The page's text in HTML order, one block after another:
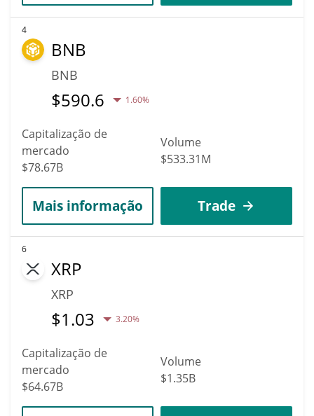
4
BNB
BNB
$590.6 1.60%
Capitalização de
mercado
$78.67B
Volume
$533.31M
Mais informação Trade
6
XRP
XRP
$1.03 3.20%
Capitalização de
mercado
$64.67B
Volume
$1.35B